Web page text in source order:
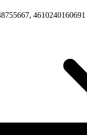
4610240160691